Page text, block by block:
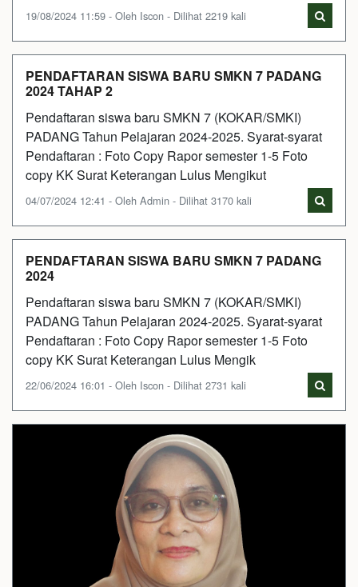
19/08/2024 11:59 - Oleh Iscon - Dilihat 2219 kali
PENDAFTARAN SISWA BARU SMKN 7 PADANG
2024 TAHAP 2
Pendaftaran siswa baru SMKN 7 (KOKAR/SMKI)
PADANG Tahun Pelajaran 2024-2025. Syarat-syarat
Pendaftaran : Foto Copy Rapor semester 1-5 Foto
copy KK Surat Keterangan Lulus Mengikut
04/07/2024 12:41 - Oleh Admin - Dilihat 3170 kali
PENDAFTARAN SISWA BARU SMKN 7 PADANG
2024
Pendaftaran siswa baru SMKN 7 (KOKAR/SMKI)
PADANG Tahun Pelajaran 2024-2025. Syarat-syarat
Pendaftaran : Foto Copy Rapor semester 1-5 Foto
copy KK Surat Keterangan Lulus Mengik
22/06/2024 16:01 - Oleh Iscon - Dilihat 2731 kali